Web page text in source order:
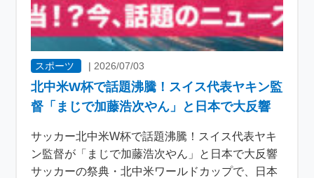
スポーツ | 2026/07/03
北中米W杯で話題沸騰！スイス代表ヤキン監
督「まじで加藤浩次やん」と日本で大反響
サッカー北中米W杯で話題沸騰！スイス代表ヤキ
ン監督が「まじで加藤浩次やん」と日本で大反響
サッカーの祭典・北中米ワールドカップで、日本